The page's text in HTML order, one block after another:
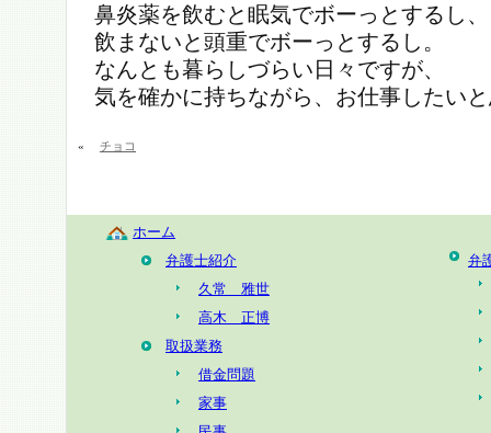
鼻炎薬を飲むと眠気でボーっとするし、
飲まないと頭重でボーっとするし。
なんとも暮らしづらい日々ですが、
気を確かに持ちながら、お仕事したい
« チョコ
ホーム
弁護士紹介
久常 雅世
高木 正博
取扱業務
借金問題
家事
弁